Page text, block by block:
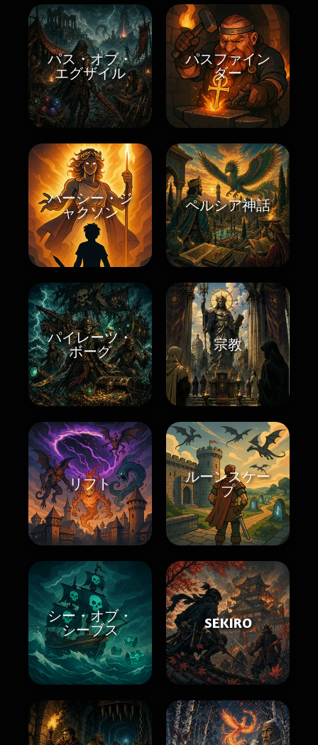
パス・オブ・
エグザイル
パスファイン
ダー
パーシー・ジ
ャクソン
ペルシア神話
パイレーツ・
ボーグ
宗教
リフト
ルーンスケー
プ
シー・オブ・
シーブス
SEKIRO